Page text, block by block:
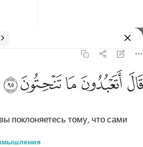
37:95
ﲟﲠﲡﲢﲣ
поклоняетесь тому, что сами